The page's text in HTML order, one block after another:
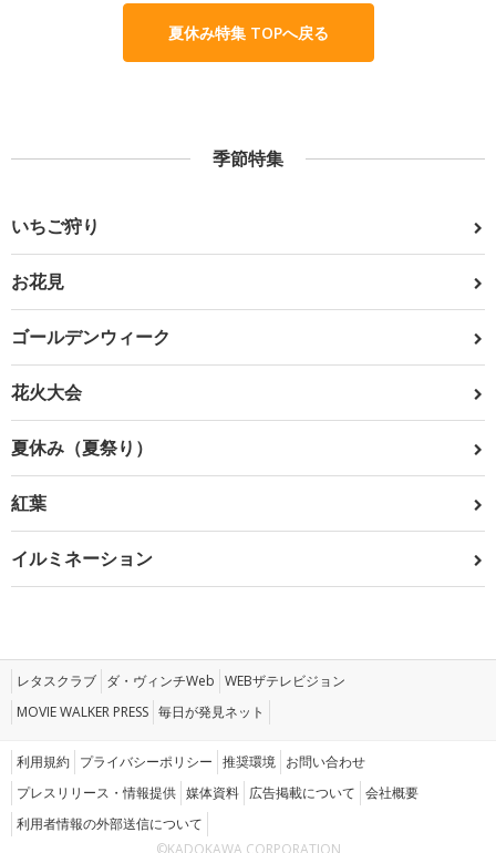
夏休み特集 TOPへ戻る
季節特集
いちご狩り
お花見
ゴールデンウィーク
花火大会
夏休み（夏祭り）
紅葉
イルミネーション
レタスクラブ ダ・ヴィンチWeb WEBザテレビジョン
MOVIE WALKER PRESS 毎日が発見ネット
利用規約 プライバシーポリシー 推奨環境 お問い合わせ
プレスリリース・情報提供 媒体資料 広告掲載について 会社概要
利用者情報の外部送信について
©KADOKAWA CORPORATION